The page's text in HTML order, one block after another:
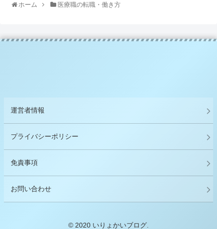
ホーム 医療職の転職・働き方
運営者情報
プライバシーポリシー
免責事項
お問い合わせ
© 2020 いりょかいブログ.